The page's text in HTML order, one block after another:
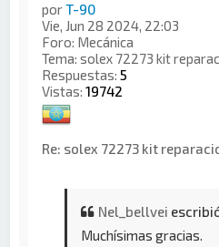
porT-90
Vie, Jun 28 2024, 22:03
Foro: Mecánica
Tema:solex 72273 kit
Respuestas:5
Vistas:19742
Re: solex 72273 kit
Nel_bellvei
Muchísimas gracias.